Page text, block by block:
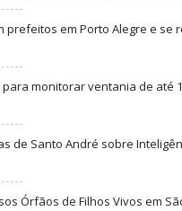
prefeitos em Porto Alegre e se
monitorar ventania de até
de Santo André sobre
Órfãos de Filhos Vivos em